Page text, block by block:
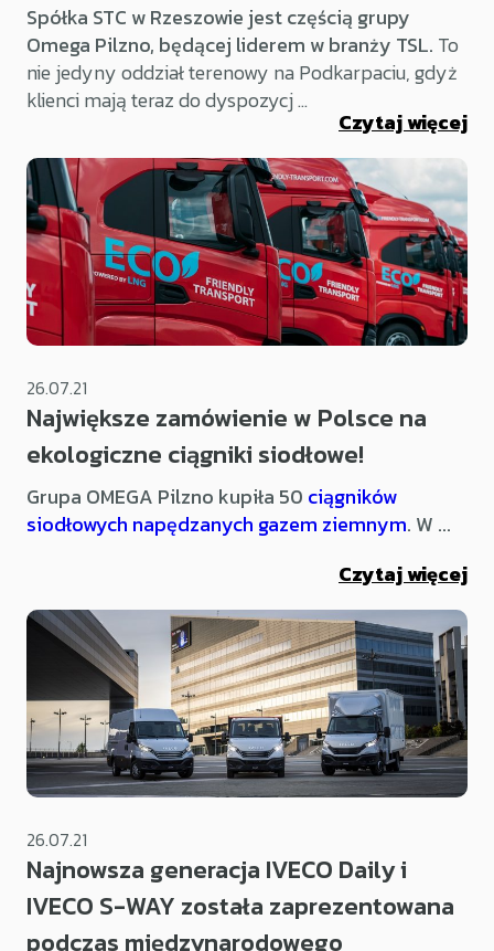
Spółka STC w Rzeszowie jest częścią grupy
Omega Pilzno, będącej liderem w branży TSL. To
nie jedyny oddział terenowy na Podkarpaciu, gdyż
klienci mają teraz do dyspozycj ...
Czytaj więcej
26.07.21
Największe zamówienie w Polsce na
ekologiczne ciągniki siodłowe!
Grupa OMEGA Pilzno kupiła 50 ciągników
siodłowych napędzanych gazem ziemnym. W ...
Czytaj więcej
26.07.21
Najnowsza generacja IVECO Daily i
IVECO S-WAY została zaprezentowana
podczas międzynarodowego